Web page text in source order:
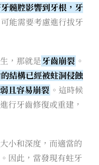
髓腔影響到牙根，牙
可能需要考慮進行拔牙
，那就是牙齒崩裂 。
結構已經被蛀洞侵蝕
且容易崩裂 。這時候
行牙齒修復或重建，
小和深度，而適當的
因此，當發現有蛀牙